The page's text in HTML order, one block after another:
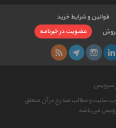
قوانین و شرایط خرید
عضویت در خبرنامه
سرویس
سایت و مطالب مندرج در آن متعلق
می باشد